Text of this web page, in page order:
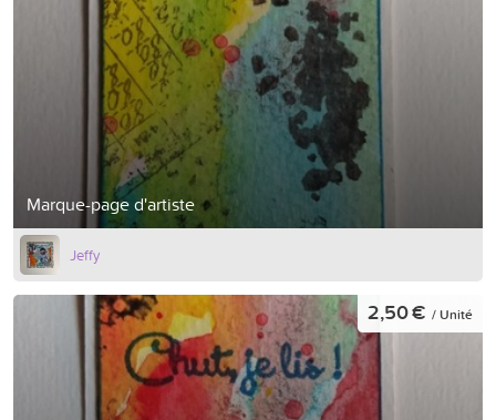
Marque-page d'artiste
Jeffy
2,50 € / Unité